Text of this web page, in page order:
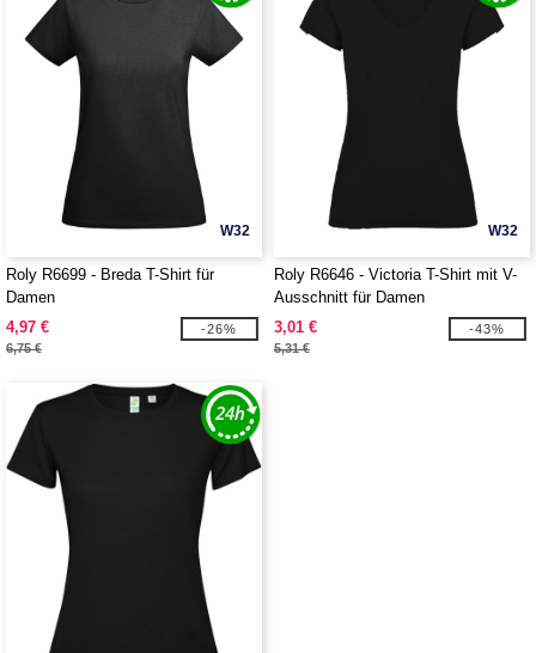
W32
Roly R6699 - Breda T-Shirt für
Damen
4,97 €
6,75 €
-26%
W32
Roly R6646 - Victoria T-Shirt mit V-
Ausschnitt für Damen
3,01 €
5,31 €
-43%